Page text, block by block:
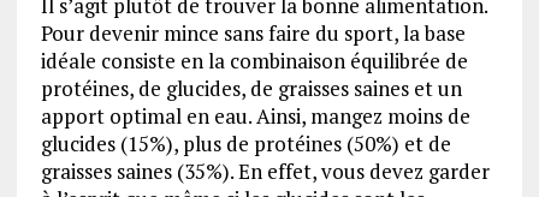
Pour devenir mince sans faire du sport, la base
idéale consiste en la combinaison équilibrée de
protéines, de glucides, de graisses saines et un
apport optimal en eau. Ainsi, mangez moins de
glucides (15%), plus de protéines (50%) et de
graisses saines (35%). En effet, vous devez garder